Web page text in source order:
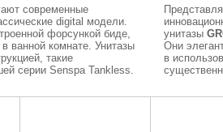
современные
digital модели.
форсункой биде,
ванной комнате. Унитазы
такие
серии Senspa Tankless.
унитазы
Они
в